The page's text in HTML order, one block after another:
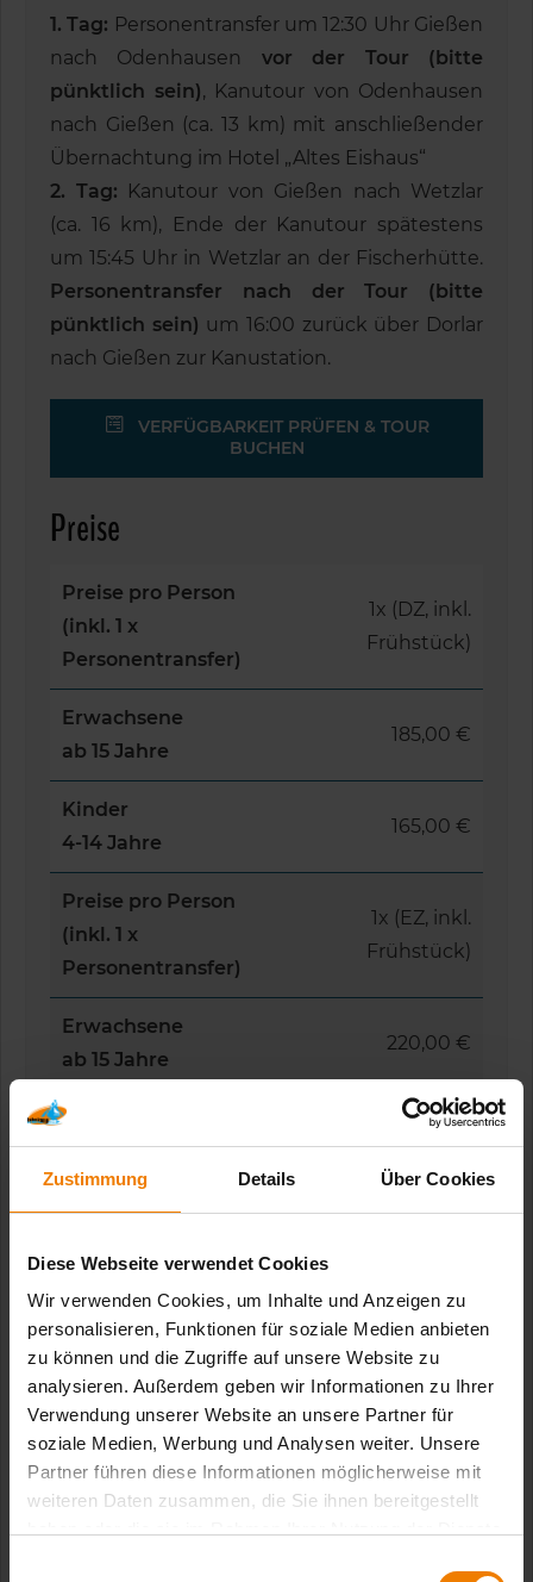
Zustimmung Details Über Cookies
Diese Webseite verwendet Cookies
Wir verwenden Cookies, um Inhalte und Anzeigen zu
personalisieren, Funktionen für soziale Medien anbieten
zu können und die Zugriffe auf unsere Website zu
analysieren. Außerdem geben wir Informationen zu Ihrer
Verwendung unserer Website an unsere Partner für
soziale Medien, Werbung und Analysen weiter. Unsere
Partner führen diese Informationen möglicherweise mit
weiteren Daten zusammen, die Sie ihnen bereitgestellt
1. Tag: Personentransfer um 12:30 Uhr Gießen
nach Odenhausen vor der Tour (bitte
pünktlich sein), Kanutour von Odenhausen
nach Gießen (ca. 13 km) mit anschließender
Übernachtung im Hotel „Altes Eishaus“
2. Tag: Kanutour von Gießen nach Wetzlar
(ca. 16 km), Ende der Kanutour spätestens
um 15:45 Uhr in Wetzlar an der Fischerhütte.
Personentransfer nach der Tour (bitte
pünktlich sein) um 16:00 zurück über Dorlar
nach Gießen zur Kanustation.
VERFÜGBARKEIT PRÜFEN & TOUR
BUCHEN
Preise
Preise pro Person
(inkl. 1 x
Personentransfer)
1x (DZ, inkl.
Frühstück)
Erwachsene
ab 15 Jahre
185,00 €
Kinder
4-14 Jahre
165,00 €
Preise pro Person
(inkl. 1 x
Personentransfer)
1x (EZ, inkl.
Frühstück)
Erwachsene
ab 15 Jahre
220,00 €
Kinder
4-14 Jahre
200,00 €
Hunde (pro Hund
und Tag)
5,00 €
Kajak Einer (pro
Boot)
Spritzdecke (pro
Person)
10,00 €